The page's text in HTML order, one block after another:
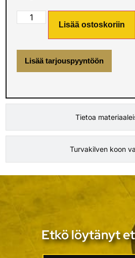
Tietoa
Turvakilven koon
Lisää ostoskoriin
Lisää tarjouspyyntöön
Etkö löytänyt